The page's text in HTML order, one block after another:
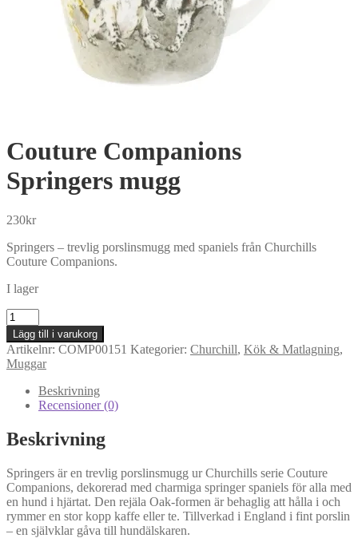
Couture Companions
Springers mugg
230kr
Springers – trevlig porslinsmugg med spaniels från Churchills
Couture Companions.
I lager
Couture
Companions
Springers
mugg
mängd
Lägg till i varukorg
Artikelnr: COMP00151 Kategorier: Churchill, Kök & Matlagning,
Muggar
Beskrivning
Recensioner (0)
Beskrivning
Springers är en trevlig porslinsmugg ur Churchills serie Couture
Companions, dekorerad med charmiga springer spaniels för alla med
en hund i hjärtat. Den rejäla Oak-formen är behaglig att hålla i och
rymmer en stor kopp kaffe eller te. Tillverkad i England i fint porslin
– en självklar gåva till hundälskaren.